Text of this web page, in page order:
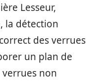
Lesseur,
la détection
des verrues
un plan de
non